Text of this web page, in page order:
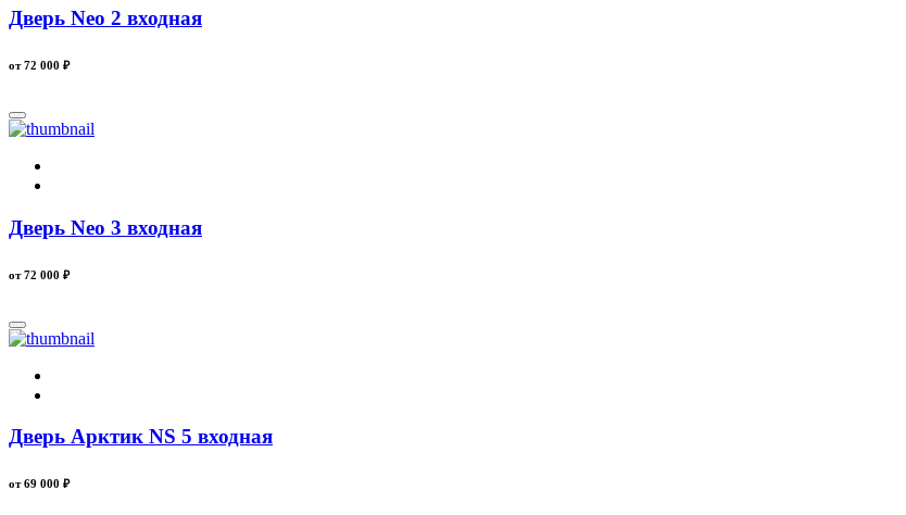
Дверь Neo 2 входная
от 72 000 ₽
Дверь Neo 3 входная
от 72 000 ₽
Дверь Арктик NS 5 входная
от 69 000 ₽